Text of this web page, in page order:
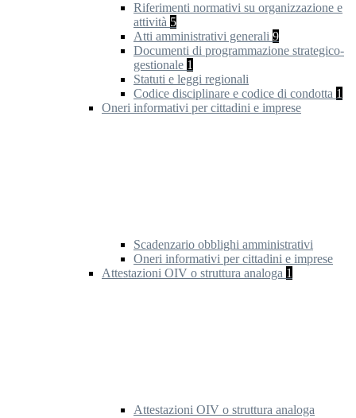
Riferimenti normativi su organizzazione e
attività 5
Atti amministrativi generali 9
Documenti di programmazione strategico-
gestionale 1
Statuti e leggi regionali
Codice disciplinare e codice di condotta 1
Oneri informativi per cittadini e imprese
Scadenzario obblighi amministrativi
Oneri informativi per cittadini e imprese
Attestazioni OIV o struttura analoga 1
Attestazioni OIV o struttura analoga